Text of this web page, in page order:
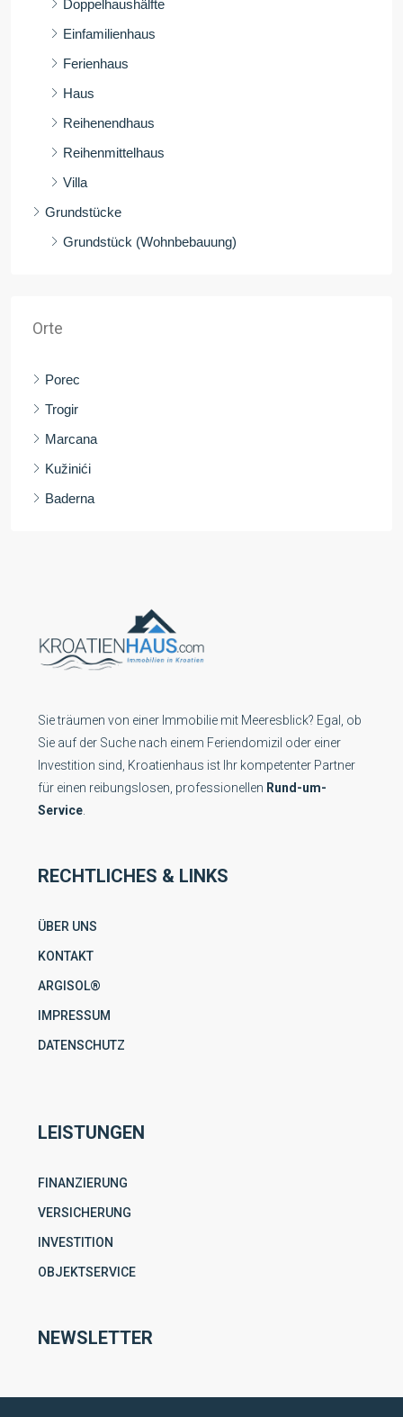
Doppelhaushälfte
Einfamilienhaus
Ferienhaus
Haus
Reihenendhaus
Reihenmittelhaus
Villa
Grundstücke
Grundstück (Wohnbebauung)
Orte
Porec
Trogir
Marcana
Kužinići
Baderna
Sie träumen von einer Immobilie mit Meeresblick? Egal, ob
Sie auf der Suche nach einem Feriendomizil oder einer
Investition sind, Kroatienhaus ist Ihr kompetenter Partner
für einen reibungslosen, professionellen Rund-um-
Service
RECHTLICHES & LINKS
ÜBER UNS
KONTAKT
ARGISOL®
IMPRESSUM
DATENSCHUTZ
LEISTUNGEN
FINANZIERUNG
VERSICHERUNG
INVESTITION
OBJEKTSERVICE
NEWSLETTER